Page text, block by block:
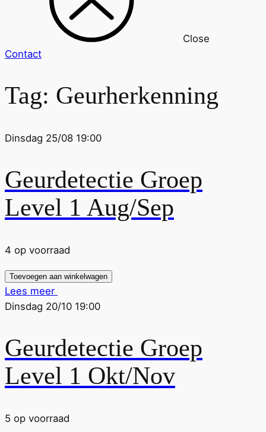
Close
Contact
Tag: Geurherkenning
Dinsdag 25/08 19:00
Geurdetectie Groep
Level 1 Aug/Sep
4 op voorraad
Toevoegen aan winkelwagen
Lees meer
Dinsdag 20/10 19:00
Geurdetectie Groep
Level 1 Okt/Nov
5 op voorraad